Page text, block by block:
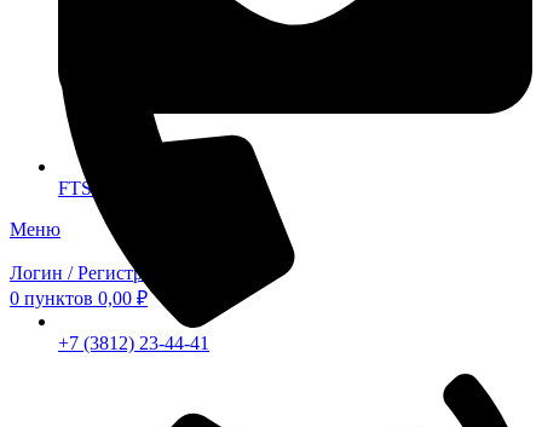
FTS-omsk@mail.ru
Меню
Логин / Регистрация
0 пунктов 0,00 ₽
+7 (3812) 23-44-41